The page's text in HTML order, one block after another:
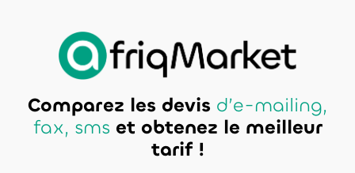
Comparez les devis d’e-mailing,
fax, sms et obtenez le meilleur
tarif !